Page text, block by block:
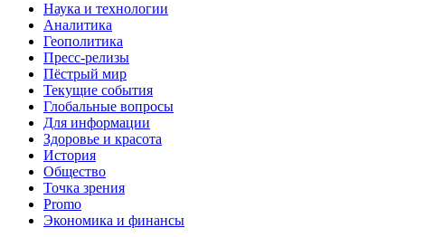
Наука и технологии
Аналитика
Геополитика
Пресс-релизы
Пёстрый мир
Текущие события
Глобальные вопросы
Для информации
Здоровье и красота
История
Общество
Точка зрения
Promo
Экономика и финансы